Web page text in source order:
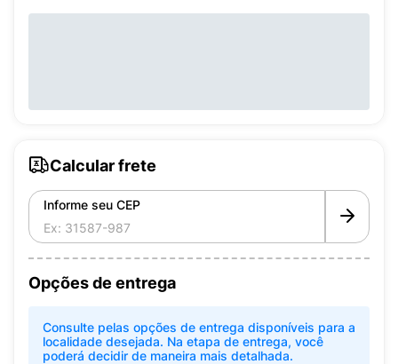
Calcular frete
Informe seu CEP
Opções de entrega
Consulte pelas opções de entrega disponíveis para a
localidade desejada. Na etapa de entrega, você
poderá decidir de maneira mais detalhada.